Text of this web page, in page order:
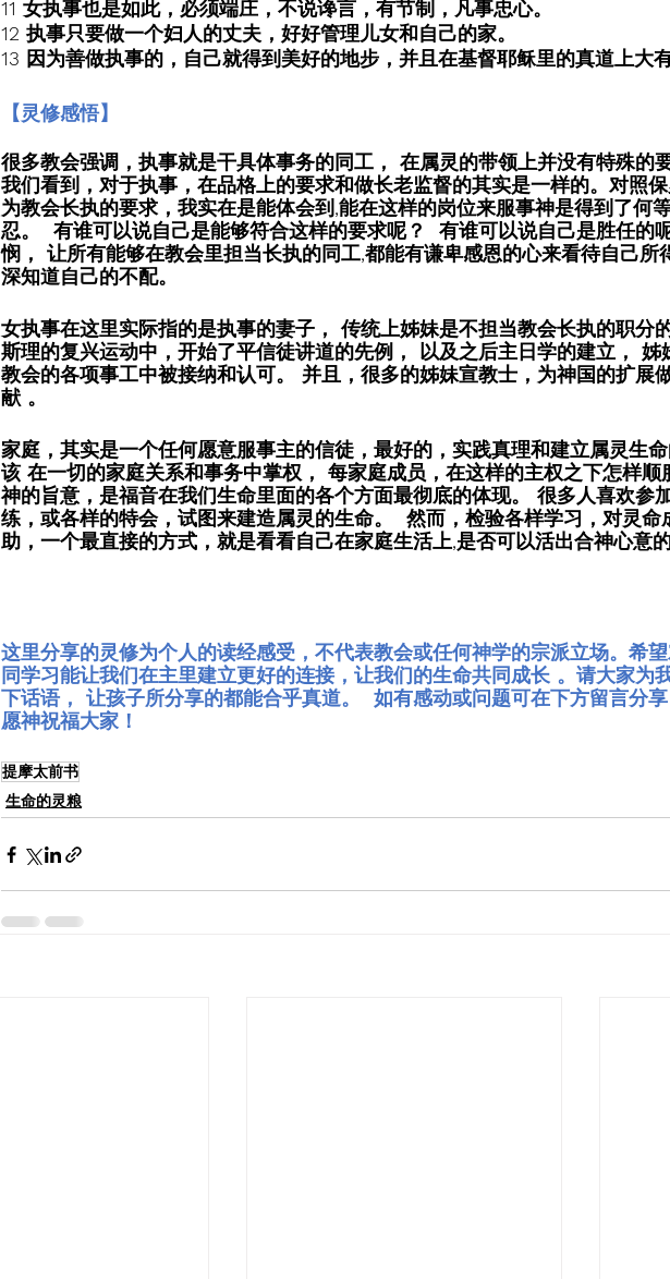
11 女执事也是如此，必须端庄，不说谗言，有节制，凡事忠心。
12 执事只要做一个妇人的丈夫，好好管理儿女和自己的家。
13 因为善做执事的，自己就得到美好的地步，并且在基督耶稣里的真道上大
【灵修感悟】
很多教会强调，执事就是干具体事务的同工， 在属灵的带领上并没有特殊的
我们看到，对于执事，在品格上的要求和做长老监督的其实是一样的。对照
为教会长执的要求，我实在是能体会到,能在这样的岗位来服事神是得到了何
忍。  有谁可以说自己是能够符合这样的要求呢？  有谁可以说自己是胜任的
悯， 让所有能够在教会里担当长执的同工,都能有谦卑感恩的心来看待自己所
深知道自己的不配。
女执事在这里实际指的是执事的妻子， 传统上姊妹是不担当教会长执的职分
斯理的复兴运动中，开始了平信徒讲道的先例， 以及之后主日学的建立， 姊
教会的各项事工中被接纳和认可。 并且，很多的姊妹宣教士，为神国的扩展
献 。
家庭，其实是一个任何愿意服事主的信徒，最好的，实践真理和建立属灵生
该 在一切的家庭关系和事务中掌权， 每家庭成员，在这样的主权之下怎样顺
神的旨意，是福音在我们生命里面的各个方面最彻底的体现。 很多人喜欢参
练，或各样的特会，试图来建造属灵的生命。  然而，检验各样学习，对灵命
助，一个最直接的方式，就是看看自己在家庭生活上,是否可以活出合神心意
这里分享的灵修为个人的读经感受，不代表教会或任何神学的宗派立场。希
同学习能让我们在主里建立更好的连接，让我们的生命共同成长 。请大家为
下话语， 让孩子所分享的都能合乎真道。  如有感动或问题可在下方留言分
愿神祝福大家！
提摩太前书
生命的灵粮